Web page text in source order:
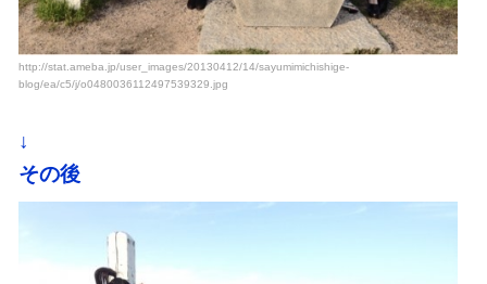
http://stat.ameba.jp/user_images/20130412/14/sayumimichishige-
blog/ea/c5/j/o0480036112497539329.jpg
↓
その後